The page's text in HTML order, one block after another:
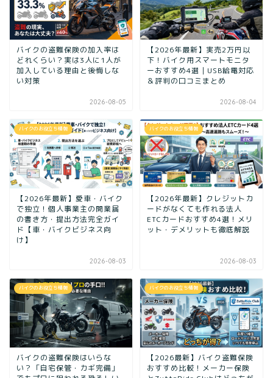
バイクの盗難保険の加入率は
どれくらい？実は3人に1人が
加入している理由と後悔しな
い対策
2026-08-05
【2026年最新】実売2万円以
下！バイク用スマートモニタ
ーおすすめ4選｜USB給電対応
＆評判の口コミまとめ
2026-08-04
バイクのお役立ち情報
【2026年最新】愛車・バイク
で独立！個人事業主の開業届
の書き方・提出方法完全ガイ
ド【車・バイクビジネス向
け】
2026-08-03
バイクのお役立ち情報
【2026年最新】クレジットカ
ードがなくても作れる法人
ETCカードおすすめ4選！メリ
ット・デメリットも徹底解説
2026-08-03
バイクのお役立ち情報
バイクの盗難保険はいらな
い？「自宅保管・カギ完備」
バイクのお役立ち情報
【2026最新】バイク盗難保険
おすすめ比較！メーカー保険